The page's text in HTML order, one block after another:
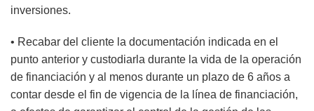
inversiones.
• Recabar del cliente la documentación indicada en el
punto anterior y custodiarla durante la vida de la operación
de financiación y al menos durante un plazo de 6 años a
contar desde el fin de vigencia de la línea de financiación,